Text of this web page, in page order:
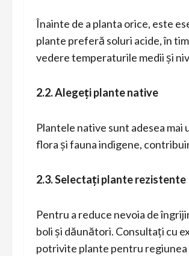
Înainte de a planta orice, este
plante preferă soluri acide, în
vedere temperaturile medii și
2.2. Alegeți plante native
Plantele native sunt adesea
flora și fauna indigene,
2.3. Selectați plante rezistente
Pentru a reduce nevoia de
boli și dăunători. Consultați cu
potrivite plante pentru regiunea